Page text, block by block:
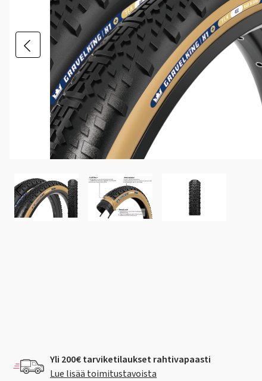
Yli 200€ tarviketilaukset rahtivapaasti
Lue lisää toimitustavoista